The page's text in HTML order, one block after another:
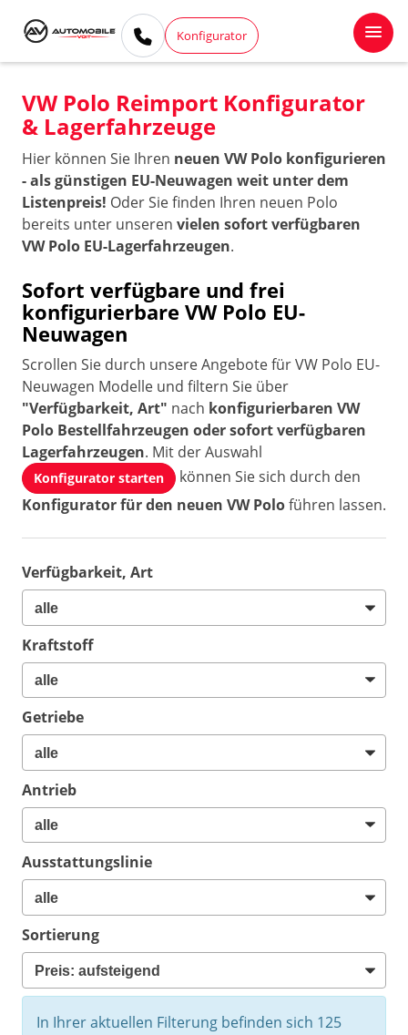
Konfigurator
VW Polo Reimport Konfigurator
& Lagerfahrzeuge
Hier können Sie Ihren neuen VW Polo konfigurieren
- als günstigen EU-Neuwagen weit unter dem
Listenpreis! Oder Sie finden Ihren neuen Polo
bereits unter unseren vielen sofort verfügbaren
VW Polo EU-Lagerfahrzeugen.
Sofort verfügbare und frei
konfigurierbare VW Polo EU-
Neuwagen
Scrollen Sie durch unsere Angebote für VW Polo EU-
Neuwagen Modelle und filtern Sie über
"Verfügbarkeit, Art" nach konfigurierbaren VW
Polo Bestellfahrzeugen oder sofort verfügbaren
Lagerfahrzeugen. Mit der Auswahl
Konfigurator starten
können Sie sich durch den
Konfigurator für den neuen VW Poloführen lassen.
Verfügbarkeit, Art
Kraftstoff
Getriebe
Antrieb
Ausstattungslinie
Sortierung
In Ihrer aktuellen Filterung befinden sich 125